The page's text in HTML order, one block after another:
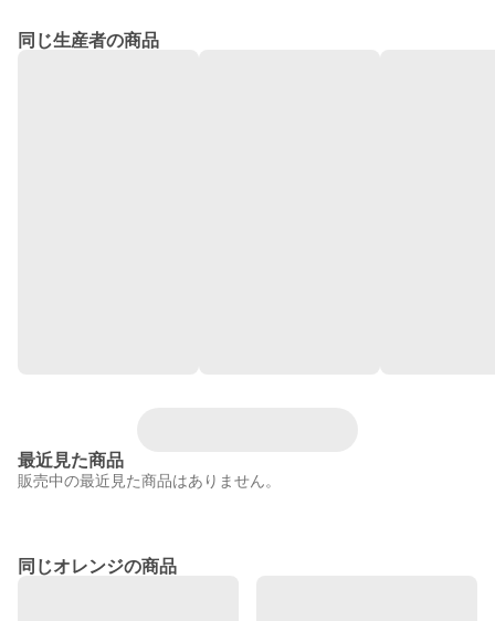
同じ生産者の商品
最近見た商品
販売中の最近見た商品はありません。
同じオレンジの商品